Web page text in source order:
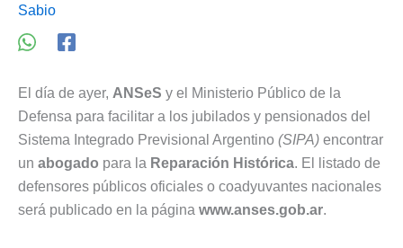
Sabio
El día de ayer, ANSeS y el Ministerio Público de la
Defensa para facilitar a los jubilados y pensionados del
Sistema Integrado Previsional Argentino (SIPA) encontrar
un abogado para la Reparación Histórica. El listado de
defensores públicos oficiales o coadyuvantes nacionales
será publicado en la página www.anses.gob.ar.